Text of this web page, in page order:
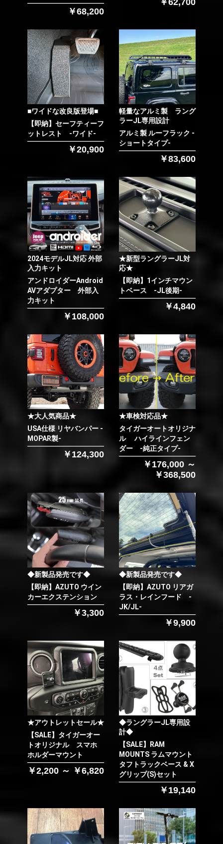
￥68,200
■ワイドな改良版登場■
【即納】セーフティーフ
ットレスト -ワイド-
￥20,900
軽量なアルミ製 ラング
ラーJL専用設計
アルミ製 ルーフラック -
ショートタイプ-
￥83,600
2024モデルJL対応 外部
入力キット
アンドロイダーAndroid
AVアダプター 外部入
力キット
￥108,000
★新型ラングラーJL対
応★
【即納】1インチマウン
トベース -JL後期-
￥4,840
★大人気商品★
USA仕様 リヤバンパー -
MOPAR製-
￥124,300
★車検対応品★
タイガーオートオリジナ
ル ハイラインフェン
ダー -純正タイプ-
￥176,000 ～
￥368,500
◆新製品発売です◆
【即納】AZUTO ウイン
カーエクステンション
￥3,300
◆新製品発売です◆
【即納】AZUTO リアガ
ラス・レインフード -
JK/JL-
￥9,900
★アウトレットセール★
【SALE】タイガーオー
トオリジナル スマホ
ホルダーマウント
￥2,200 ～ ￥6,820
◆ラングラーJL専用設
計◆
【SALE】RAM
MOUNTS ラムマウント
タフトラックベース & X
グリップ(S)セット
￥19,140